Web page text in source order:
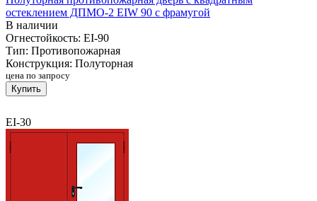
остеклением ДПМО-2 EIW 90 с фрамугой
В наличии
Огнестойкость: EI-90
Тип: Противопожарная
Конструкция: Полуторная
цена по запросу
Купить
EI-30